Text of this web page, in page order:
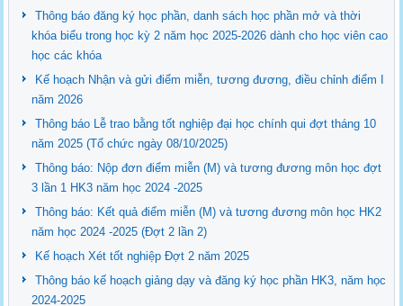
Thông báo đăng ký học phần, danh sách học phần mở và thời
khóa biểu trong học kỳ 2 năm học 2025-2026 dành cho học viên cao
học các khóa
Kế hoạch Nhận và gửi điểm miễn, tương đương, điều chỉnh điểm I
năm 2026
Thông báo Lễ trao bằng tốt nghiệp đại học chính qui đợt tháng 10
năm 2025 (Tổ chức ngày 08/10/2025)
Thông báo: Nộp đơn điểm miễn (M) và tương đương môn học đợt
3 lần 1 HK3 năm học 2024 -2025
Thông báo: Kết quả điểm miễn (M) và tương đương môn học HK2
năm học 2024 -2025 (Đợt 2 lần 2)
Kế hoạch Xét tốt nghiệp Đợt 2 năm 2025
Thông báo kế hoạch giảng dạy và đăng ký học phần HK3, năm học
2024-2025